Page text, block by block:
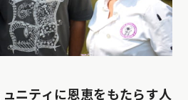
ニティに恩恵をもたらす人